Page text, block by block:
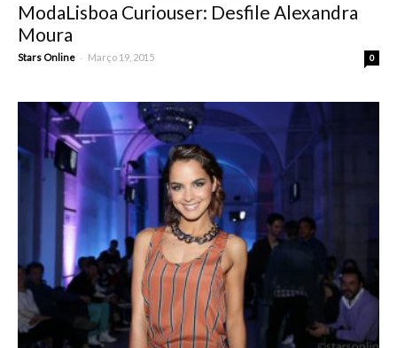
ModaLisboa Curiouser: Desfile Alexandra
Moura
Stars Online - Março 19, 2015 0